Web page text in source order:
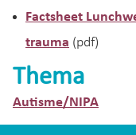
Factsheet
trauma (pdf)
Thema
Autisme/NIPA